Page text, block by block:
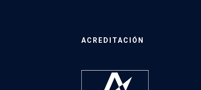
ACREDITACIÓN